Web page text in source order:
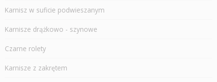
Karnisz w suficie podwieszanym
Karnisze drążkowo - szynowe
Czarne rolety
Karnisze z zakrętem